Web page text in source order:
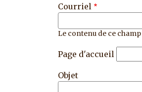
Courriel
Le contenu de ce
Page d'accueil
Objet